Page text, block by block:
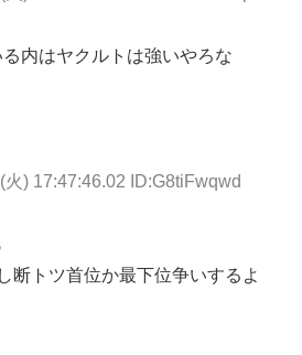
内はヤクルトは強いやろな
火) 17:47:46.02 ID:G8tiFwqwd
断トツ首位か最下位争いするよ